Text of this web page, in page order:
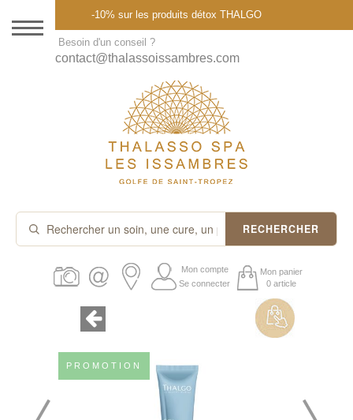
DESTINATION
THALASSO SPA
CURES ET FORFAITS
SOINS À LA CARTE
ABONNEMENTS
PROMOS
-10% sur les produits détox THALGO
Besoin d'un conseil ?
contact@thalassoissambres.com
RECHERCHER
Mon compte
Se connecter
Mon panier
0 article
PROMOTION